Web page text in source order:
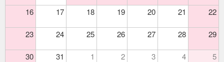
16 17 18 19 20 21 22
23 24 25 26 27 28 29
30 31 1 2 3 4 5